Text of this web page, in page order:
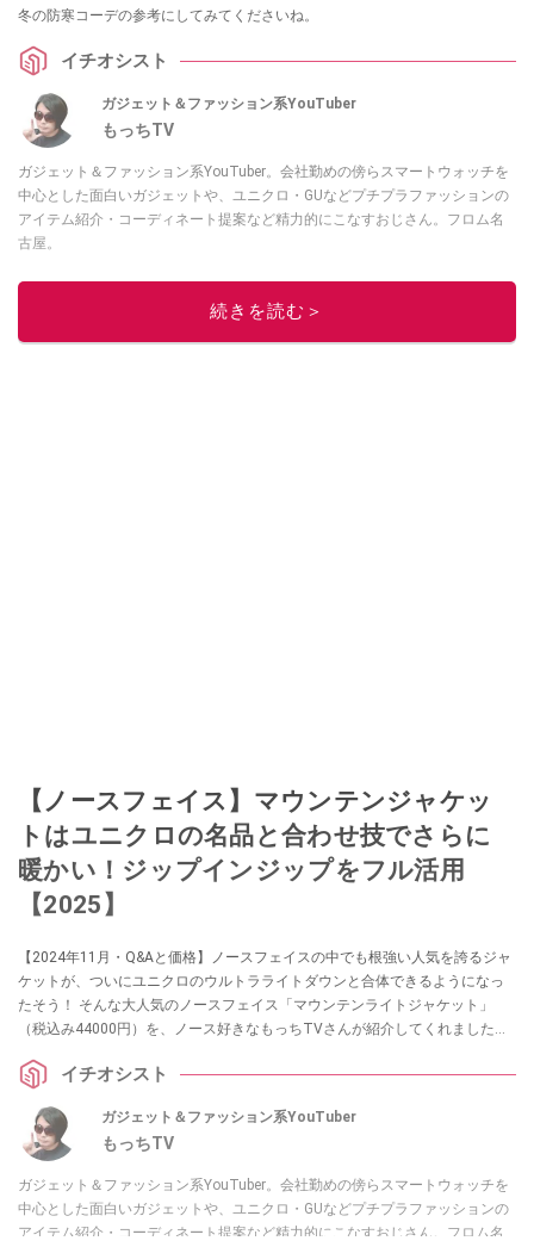
冬の防寒コーデの参考にしてみてくださいね。
イチオシスト
ガジェット＆ファッション系YouTuber
もっちTV
ガジェット＆ファッション系YouTuber。会社勤めの傍らスマートウォッチを
中心とした面白いガジェットや、ユニクロ・GUなどプチプラファッションの
アイテム紹介・コーディネート提案など精力的にこなすおじさん。フロム名
古屋。
このイチオシストの他の記事を読む
続きを読む＞
【ノースフェイス】マウンテンジャケッ
トはユニクロの名品と合わせ技でさらに
暖かい！ジップインジップをフル活用
【2025】
【2024年11月・Q&Aと価格】ノースフェイスの中でも根強い人気を誇るジャ
ケットが、ついにユニクロのウルトラライトダウンと合体できるようになっ
たそう！ そんな大人気のノースフェイス「マウンテンライトジャケット」
（税込み44000円）を、ノース好きなもっちTVさんが紹介してくれました。
ンジップシステム”により真冬も乗り切れるジャケットに早変わりすることな
イチオシスト
ガジェット＆ファッション系YouTuber
もっちTV
ガジェット＆ファッション系YouTuber。会社勤めの傍らスマートウォッチを
中心とした面白いガジェットや、ユニクロ・GUなどプチプラファッションの
アイテム紹介・コーディネート提案など精力的にこなすおじさん。フロム名